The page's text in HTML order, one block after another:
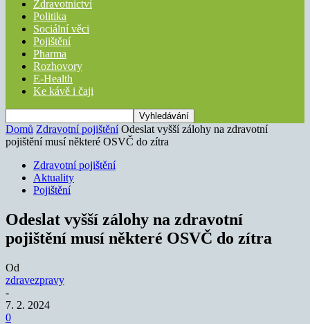
Zdravotnictví
Politika
Sociální věci
Pojištění
Pharma
Rozhovory
E-Health
Ke kávě i čaji
Domů Zdravotní pojištění Odeslat vyšší zálohy na zdravotní
pojištění musí některé OSVČ do zítra
Zdravotní pojištění
Aktuality
Pojištění
Odeslat vyšší zálohy na zdravotní
pojištění musí některé OSVČ do zítra
Od
zdravezpravy
-
7. 2. 2024
0